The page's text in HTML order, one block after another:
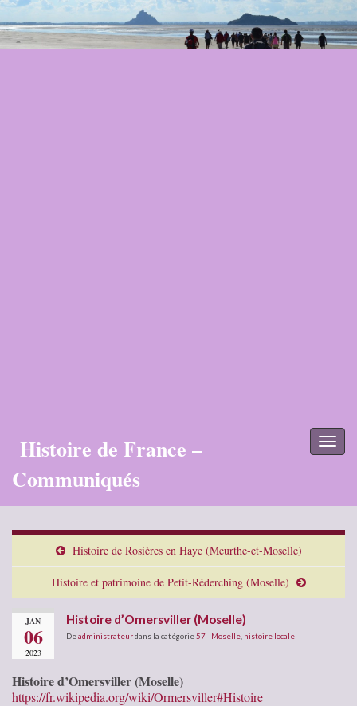
Histoire de France –
Communiqués
Histoire de Rosières en Haye (Meurthe-et-Moselle)
Histoire et patrimoine de Petit-Réderching (Moselle)
JAN
06
2023
Histoire d’Omersviller (Moselle)
Deadministrateurdans la catégorie 57 - Moselle histoire locale
Histoire d’Omersviller (Moselle)
https://fr.wikipedia.org/wiki/Ormersviller#Histoire